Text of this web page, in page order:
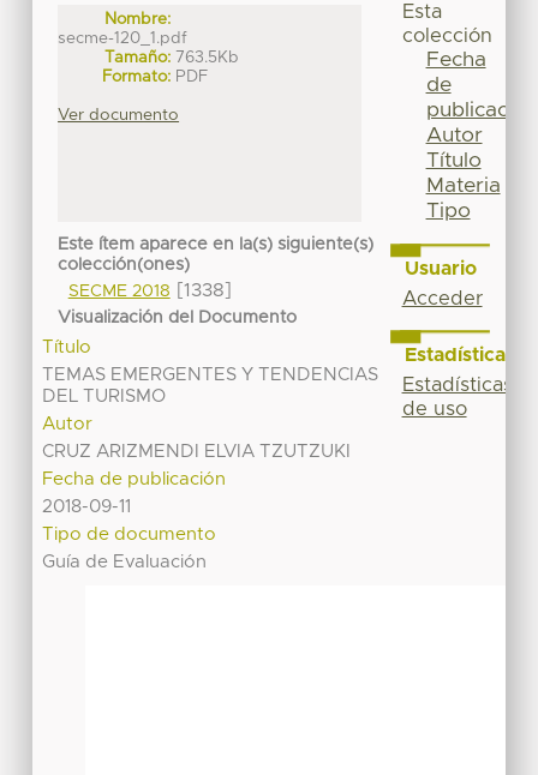
Nombre:
secme-120_1.pdf
Tamaño: 763.5Kb
Formato: PDF
Ver documento
Este ítem aparece en la(s) siguiente(s)
colección(ones)
SECME 2018
[1338]
Visualización del Documento
Título
TEMAS EMERGENTES Y TENDENCIAS
DEL TURISMO
Autor
CRUZ ARIZMENDI ELVIA TZUTZUKI
Fecha de publicación
2018-09-11
Tipo de documento
Guía de Evaluación
Esta
colección
Fecha
de
publicación
Autor
Título
Materia
Tipo
Usuario
Acceder
Estadísticas
Estadísticas
de uso